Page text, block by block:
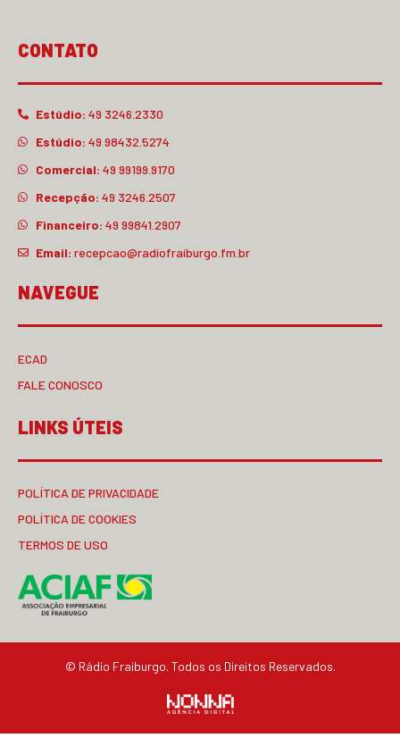
CONTATO
Estúdio: 49 3246.2330
Estúdio: 49 98432.5274
Comercial: 49 99199.9170
Recepção: 49 3246.2507
Financeiro: 49 99841.2907
Email: recepcao@radiofraiburgo.fm.br
NAVEGUE
ECAD
FALE CONOSCO
LINKS ÚTEIS
POLÍTICA DE PRIVACIDADE
POLÍTICA DE COOKIES
TERMOS DE USO
© Rádio Fraiburgo. Todos os Direitos Reservados.